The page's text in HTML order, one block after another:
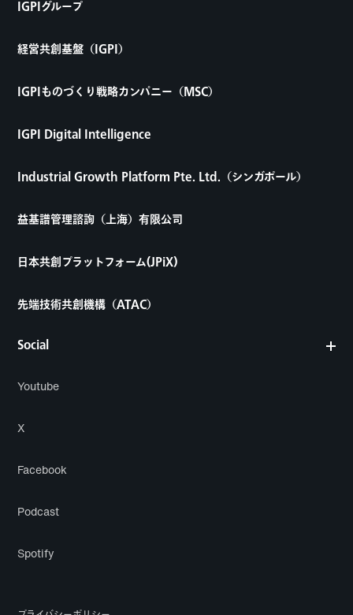
Social
Youtube
X
Facebook
Podcast
Spotify
IGPIグループ
経営共創基盤（IGPI）
IGPIものづくり戦略カンパニー（MSC）
IGPI Digital Intelligence
Industrial Growth Platform Pte. Ltd.（シンガポール）
益基譜管理諮詢（上海）有限公司
日本共創プラットフォーム(JPiX)
先端技術共創機構（ATAC）